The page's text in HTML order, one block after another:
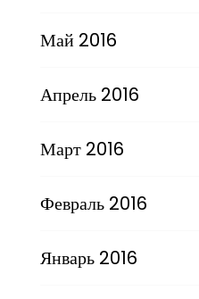
Май 2016
Апрель 2016
Март 2016
Февраль 2016
Январь 2016